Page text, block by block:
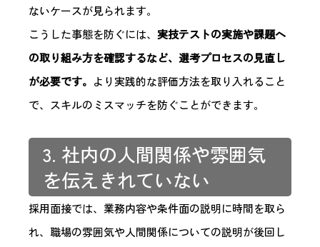
ないケースが見られます。
こうした事態を防ぐには、 実技テストの実施や課題へ
の取り組み方を確認するなど、選考プロセスの見直し
が必要です。 より実践的な評価方法を取り入れること
で、スキルのミスマッチを防ぐことができます。
3. 社内の人間関係や雰囲気
を伝えきれていない
採用面接では、業務内容や条件面の説明に時間を取ら
れ、職場の雰囲気や人間関係についての説明が後回し